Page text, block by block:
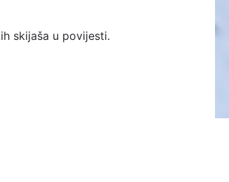
skijaša u povijesti.